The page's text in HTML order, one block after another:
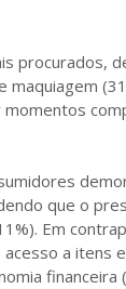
procurados,
maquiagem
que o
Em
a itens
financeira